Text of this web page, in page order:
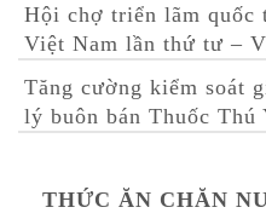
Hội chợ triển lãm quốc
Việt Nam lần thứ tư –
Tăng cường kiểm soát
lý buôn bán Thuốc Thú
THỨC ĂN CHĂN